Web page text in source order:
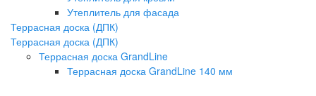
Утеплитель для фасада
Террасная доска (ДПК)
Террасная доска (ДПК)
Террасная доска GrandLine
Террасная доска GrandLine 140 мм